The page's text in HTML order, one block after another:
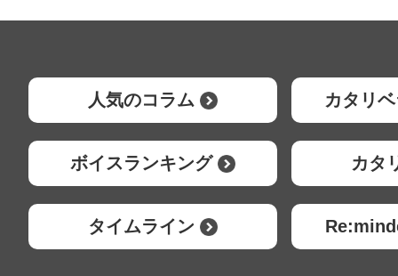
人気のコラム カタリ
ボイスランキング カタ
タイムライン